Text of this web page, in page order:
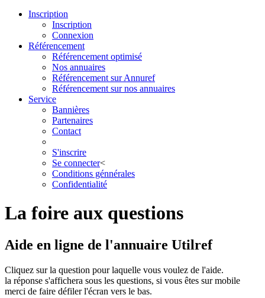
Inscription
Inscription
Connexion
Référencement
Référencement optimisé
Nos annuaires
Référencement sur Annuref
Référencement sur nos annuaires
Service
Bannières
Partenaires
Contact
S'inscrire
Se connecter<
Conditions génnérales
Confidentialité
La foire aux questions
Aide en ligne de l'annuaire Utilref
Cliquez sur la question pour laquelle vous voulez de l'aide.
la réponse s'affichera sous les questions, si vous êtes sur mobile
merci de faire défiler l'écran vers le bas.